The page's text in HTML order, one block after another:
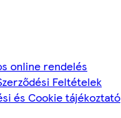
online rendelés
Feltételek
és Cookie tájékoztató